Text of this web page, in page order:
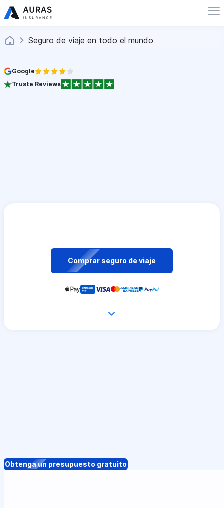
Seguro de viaje en todo el mundo
Google
Truste Reviews
Comprar seguro de viaje
Obtenga un presupuesto gratuito